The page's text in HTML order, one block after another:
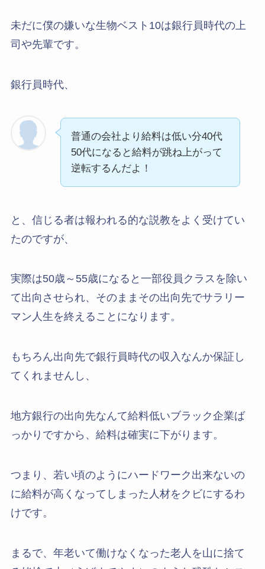
未だに僕の嫌いな生物ベスト10は銀行員時代の上
司や先輩です。
銀行員時代、
普通の会社より給料は低い分40代
50代になると給料が跳ね上がって
逆転するんだよ！
と、信じる者は報われる的な説教をよく受けてい
たのですが、
実際は50歳～55歳になると一部役員クラスを除い
て出向させられ、そのままその出向先でサラリー
マン人生を終えることになります。
もちろん出向先で銀行員時代の収入なんか保証し
てくれませんし、
地方銀行の出向先なんて給料低いブラック企業ば
っかりですから、給料は確実に下がります。
つまり、若い頃のようにハードワーク出来ないの
に給料が高くなってしまった人材をクビにするわ
けです。
まるで、年老いて働けなくなった老人を山に捨て